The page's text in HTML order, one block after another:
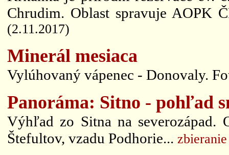
Chrudim. Oblast spravuje AOPK
(2.11.2017)
Minerál mesiaca
Vylúhovaný vápenec - Donovaly.
Panoráma: Sitno - pohľad
Výhľad zo Sitna na severozápad.
Štefultov, vzadu Podhorie...